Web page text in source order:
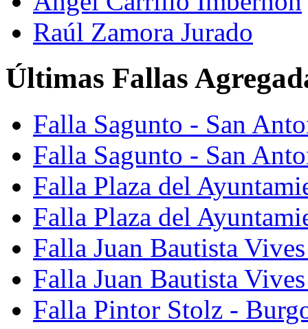
Raúl Zamora Jurado
Últimas Fallas
Falla Sagunto - San
Falla Sagunto - San
Falla Plaza del
Falla Plaza del
Falla Juan Bautista
Falla Juan Bautista
Falla Pintor Stolz -